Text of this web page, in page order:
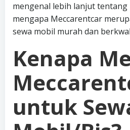
mengenal lebih lanjut tentang
mengapa Meccarentcar
sewa mobil murah dan
Kenapa
untuk